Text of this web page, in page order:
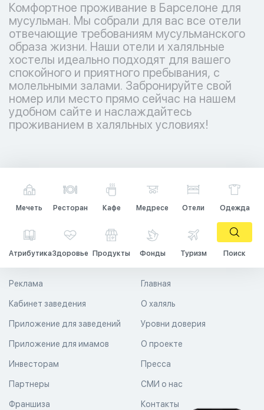
Комфортное проживание в Барселоне для
мусульман. Мы собрали для вас все отели
отвечающие требованиям мусульманского
образа жизни. Наши отели и халяльные
хостелы идеально подходят для вашего
спокойного и приятного пребывания, с
молельными залами. Забронируйте свой
номер или место прямо сейчас на нашем
удобном сайте и наслаждайтесь
проживанием в халяльных условиях!
Мечеть Ресторан Кафе Медресе Отели Одежда
АтрибутикаЗдоровье Продукты Фонды Туризм Поиск
Главная
О халяль
Уровни доверия
Реклама
Кабинет заведения
Приложение для заведений
Приложение для имамов О проекте
Пресса
СМИ о нас
Контакты
Инвесторам
Партнеры
Франшиза